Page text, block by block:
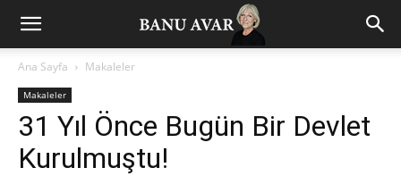
Ana Sayfa Makaleler
Makaleler
31 Yıl Önce Bugün Bir Devlet
Kurulmuştu!